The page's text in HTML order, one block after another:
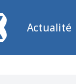
régionale
Actualité